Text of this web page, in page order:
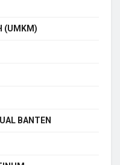
(UMKM)
BANTEN